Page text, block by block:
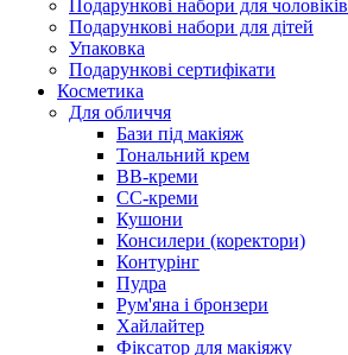
Подарункові набори для чоловіків
Подарункові набори для дітей
Упаковка
Подарункові сертифікати
Косметика
Для обличчя
Бази під макіяж
Тональний крем
BB-креми
CC-креми
Кушони
Консилери (коректори)
Контурінг
Пудра
Рум'яна і бронзери
Хайлайтер
Фіксатор для макіяжу